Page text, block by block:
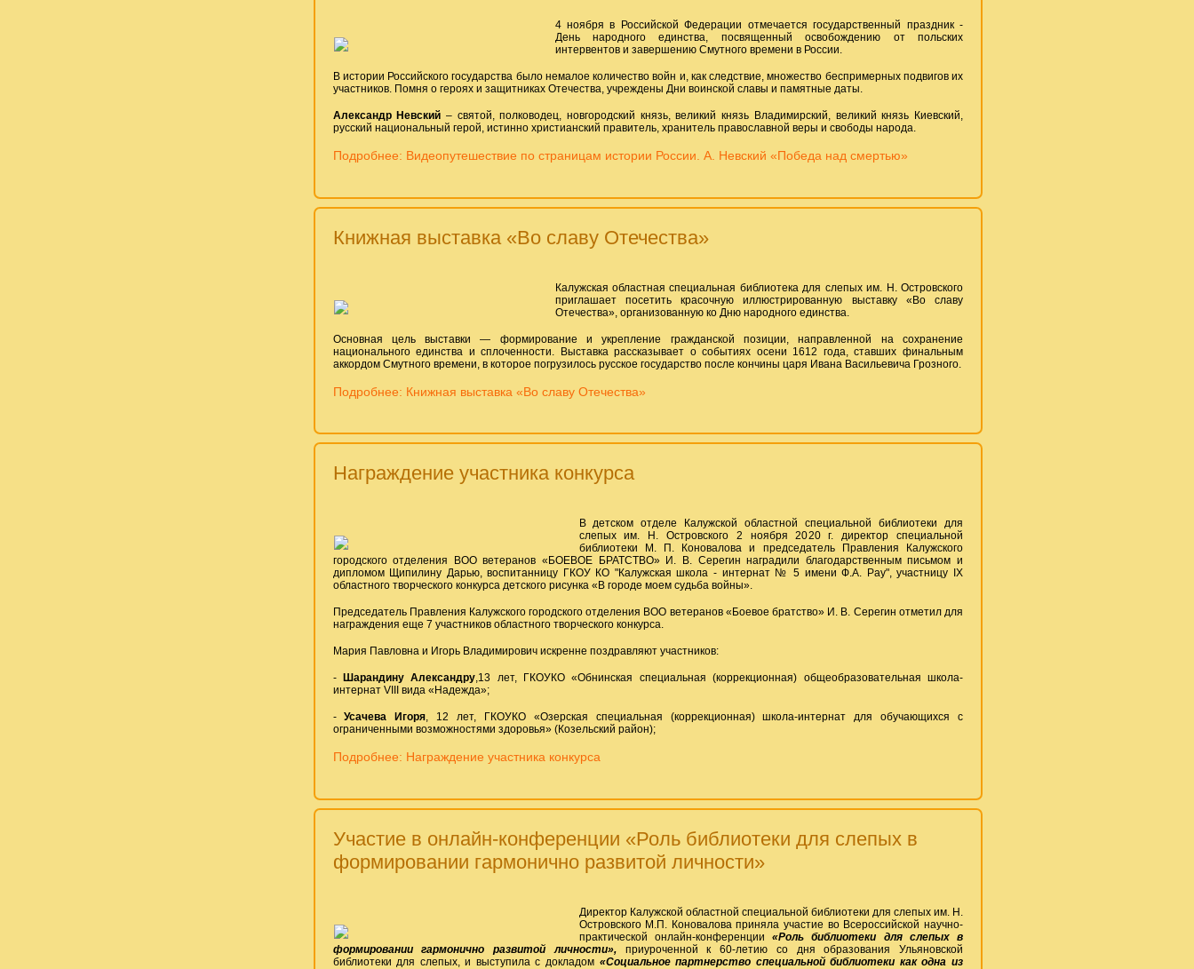
4 ноября в Российской Федерации отмечается государственный праздник -
День народного единства, посвященный освобождению от польских
интервентов и завершению Смутного времени в России.
В истории Российского государства было немалое количество войн и, как следствие, множество беспримерных подвигов их
участников. Помня о героях и защитниках Отечества, учреждены Дни воинской славы и памятные даты.
Александр Невский – святой, полководец, новгородский князь, великий князь Владимирский, великий князь Киевский,
русский национальный герой, истинно христианский правитель, хранитель православной веры и свободы народа.
Подробнее: Видеопутешествие по страницам истории России. А. Невский «Победа над смертью»
Книжная выставка «Во славу Отечества»
Калужская областная специальная библиотека для слепых им. Н. Островского
приглашает посетить красочную иллюстрированную выставку «Во славу
Отечества», организованную ко Дню народного единства.
Основная цель выставки — формирование и укрепление гражданской позиции, направленной на сохранение
национального единства и сплоченности. Выставка рассказывает о событиях осени 1612 года, ставших финальным
аккордом Смутного времени, в которое погрузилось русское государство после кончины царя Ивана Васильевича Грозного.
Подробнее: Книжная выставка «Во славу Отечества»
Награждение участника конкурса
В детском отделе Калужской областной специальной библиотеки для
слепых им. Н. Островского 2 ноября 2020 г. директор специальной
библиотеки М. П. Коновалова и председатель Правления Калужского
городского отделения ВОО ветеранов «БОЕВОЕ БРАТСТВО» И. В. Серегин наградили благодарственным письмом и
дипломом Щипилину Дарью, воспитанницу ГКОУ КО "Калужская школа - интернат № 5 имени Ф.А. Рау", участницу IX
областного творческого конкурса детского рисунка «В городе моем судьба войны».
Председатель Правления Калужского городского отделения ВОО ветеранов «Боевое братство» И. В. Серегин отметил для
награждения еще 7 участников областного творческого конкурса.
Мария Павловна и Игорь Владимирович искренне поздравляют участников:
- Шарандину Александру,13 лет, ГКОУКО «Обнинская специальная (коррекционная) общеобразовательная школа-
интернат VIII вида «Надежда»;
-Усачева Игоря, 12 лет, ГКОУКО «Озерская специальная (коррекционная) школа-интернат для обучающихся с
ограниченными возможностями здоровья» (Козельский район);
Подробнее: Награждение участника конкурса
Участие в онлайн-конференции «Роль библиотеки для слепых в
формировании гармонично развитой личности»
Директор Калужской областной специальной библиотеки для слепых им. Н.
Островского М.П. Коновалова приняла участие во Всероссийской научно-
практической онлайн-конференции «Роль библиотеки для слепых в
формировании гармонично развитой личности»,приуроченной к 60-летию со дня образования Ульяновской
библиотеки для слепых, и выступила с докладом «Социальное партнерство специальной библиотеки как одна из